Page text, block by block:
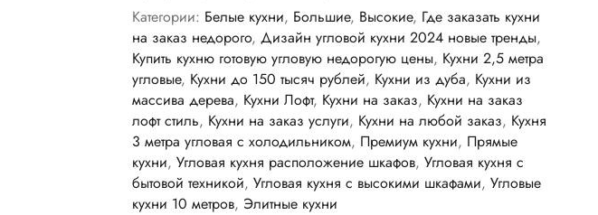
Категории: Белые кухни, Большие, Высокие, Где заказать кухни
на заказ недорого, Дизайн угловой кухни 2024 новые тренды,
Купить кухню готовую угловую недорогую цены, Кухни 2,5 метра
угловые, Кухни до 150 тысяч рублей, Кухни из дуба, Кухни из
массива дерева, Кухни Лофт, Кухни на заказ, Кухни на заказ
лофт стиль, Кухни на заказ услуги, Кухни на любой заказ, Кухня
3 метра угловая с холодильником, Премиум кухни, Прямые
кухни, Угловая кухня расположение шкафов, Угловая кухня с
бытовой техникой, Угловая кухня с высокими шкафами, Угловые
кухни 10 метров, Элитные кухни